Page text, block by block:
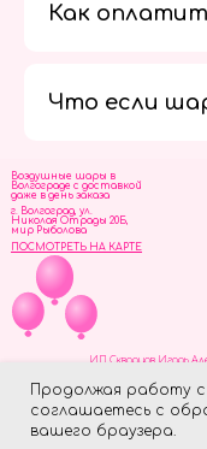
Продолжая работу
соглашаетесь с
вашего браузера.
Как
Что если
Воздушные шары в
Волгограде с доставкой
даже в день заказа
г. Волгоград, ул.
Николая Отрады 20Б,
мир Рыболова
ПОСМОТРЕТЬ НА КАРТЕ
ИП Скворцов Игорь